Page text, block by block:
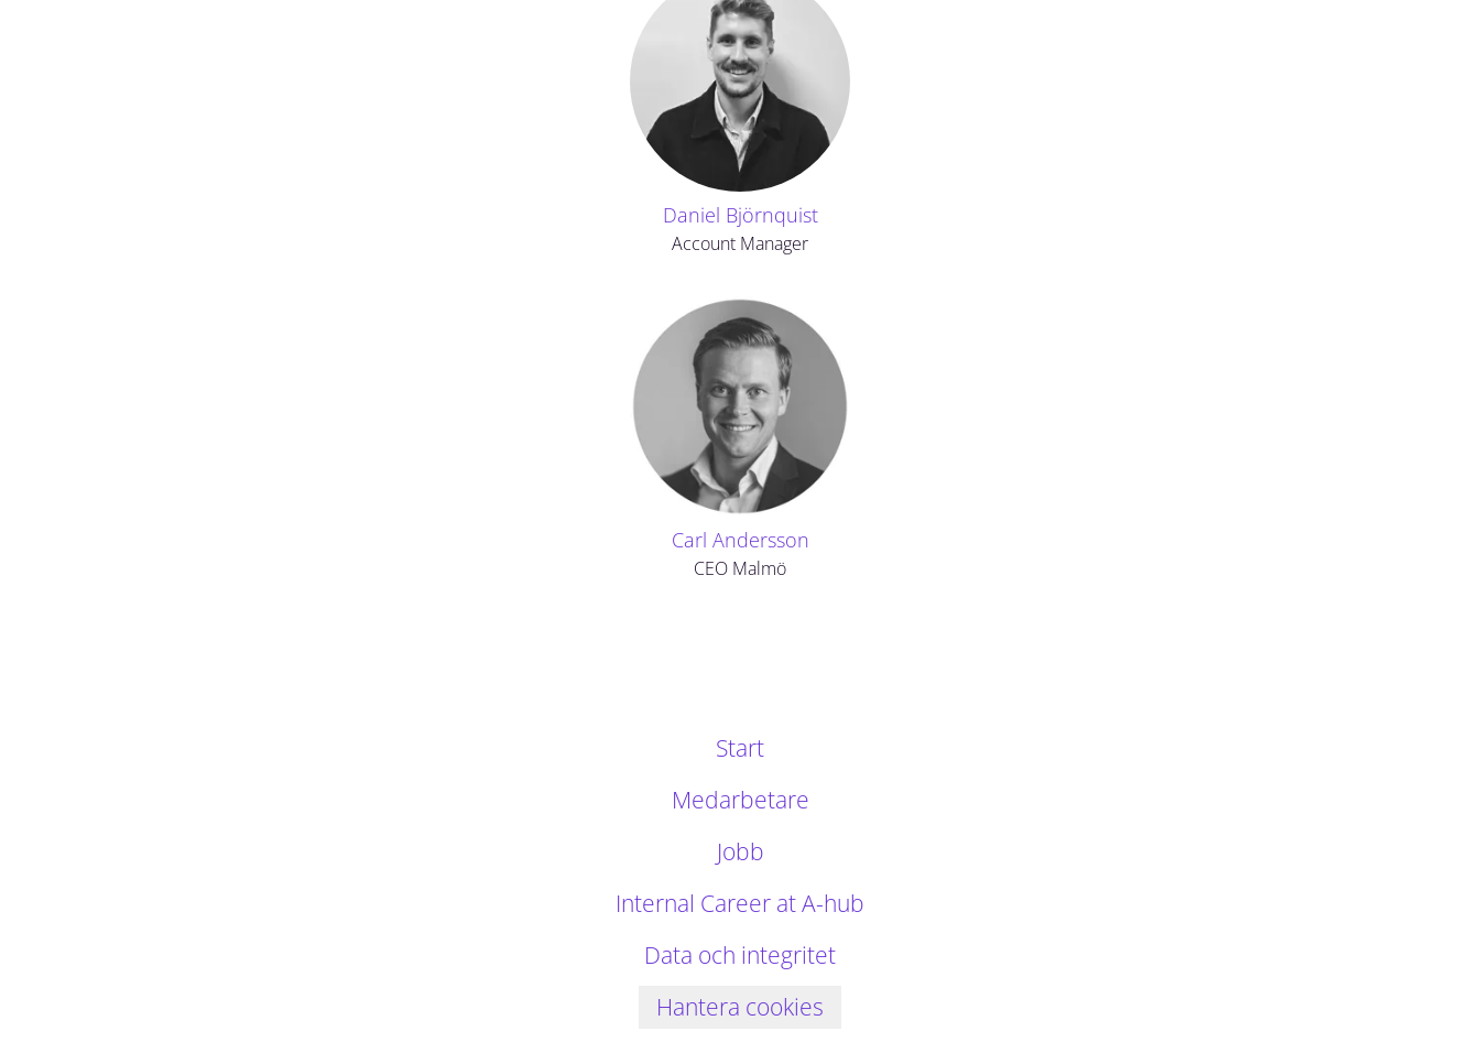
Daniel Björnquist
Account Manager
Carl Andersson
CEO Malmö
Start
Medarbetare
Jobb
Internal Career at A-hub
Data och integritet
Hantera cookies